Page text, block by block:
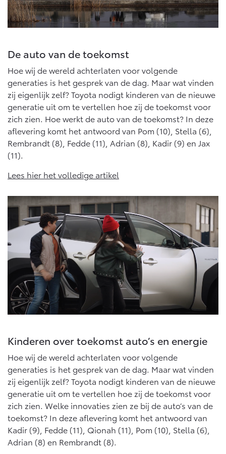
Corolla Cross
Vanaf € 39.995,-
Toyota C-HR
Vanaf € 36.495,-
Toyota C-HR+
BATTERIJ-ELEKTRISCH
Vanaf € 37.995,-
RAV4
PLUG-IN HYBRIDE
Vanaf € 49.995,-
bZ4X
BATTERIJ-ELEKTRISCH
Vanaf € 39.995,-
bZ4X Touring
BATTERIJ-ELEKTRISCH
Vanaf € 48.995,-
Mirai
WATERSTOF-ELEKTRISCH
Proace City (excl. BTW)
OOK ALS BATTERIJ-
ELEKTRISCH
10 jaar batterijgarantie
Toyota fabrieksgarantie
Onderdelen & Accessoires
Onderdelen
Accessoires
Banden
Connected
MyToyota App
Abonnementen
Multimedia
Connected check
Navigatie updates
Energie en slim laden
Toyota Autoverzekering
Toyota Hybride Autoverzekering
Bedrijfswagens op maat
Financieren of leasen
Verzekeren
De auto van de toekomst
Hoe wij de wereld achterlaten voor volgende
generaties is het gesprek van de dag. Maar wat vinden
zij eigenlijk zelf? Toyota nodigt kinderen van de nieuwe
generatie uit om te vertellen hoe zij de toekomst voor
zich zien. Hoe werkt de auto van de toekomst? In deze
aflevering komt het antwoord van Pom (10), Stella (6),
Rembrandt (8), Fedde (11), Adrian (8), Kadir (9) en Jax
(11).
Lees hier het volledige artikel
Kinderen over toekomst auto’s en energie
Hoe wij de wereld achterlaten voor volgende
generaties is het gesprek van de dag. Maar wat vinden
zij eigenlijk zelf? Toyota nodigt kinderen van de nieuwe
generatie uit om te vertellen hoe zij de toekomst voor
zich zien. Welke innovaties zien ze bij de auto’s van de
toekomst? In deze aflevering komt het antwoord van
Kadir (9), Fedde (11), Qionah (11), Pom (10), Stella (6),
Adrian (8) en Rembrandt (8).